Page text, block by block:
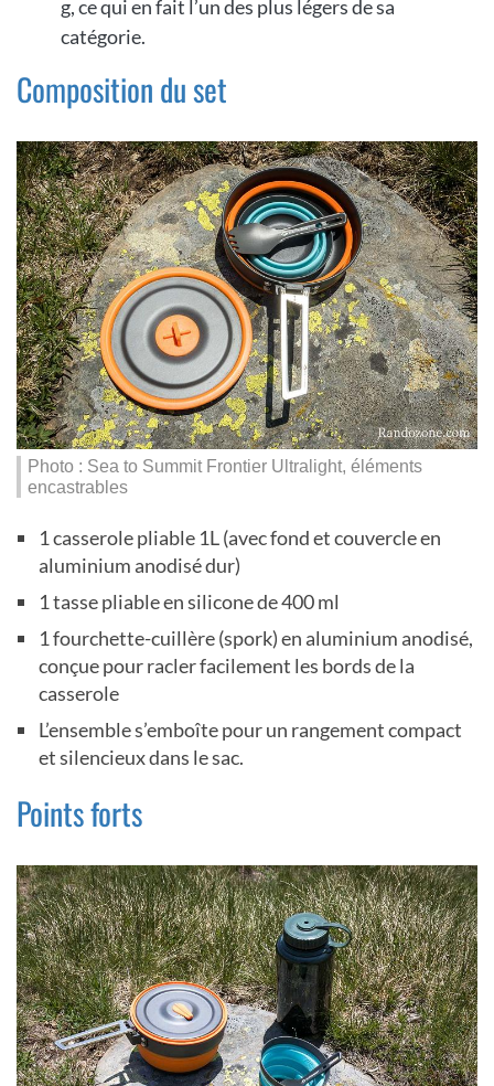
g, ce qui en fait l’un des plus légers de sa
catégorie.
Composition du set
Photo : Sea to Summit Frontier Ultralight, éléments
encastrables
1 casserole pliable 1L (avec fond et couvercle en
aluminium anodisé dur)
1 tasse pliable en silicone de 400 ml
1 fourchette-cuillère (spork) en aluminium anodisé,
conçue pour racler facilement les bords de la
casserole
L’ensemble s’emboîte pour un rangement compact
et silencieux dans le sac.
Points forts